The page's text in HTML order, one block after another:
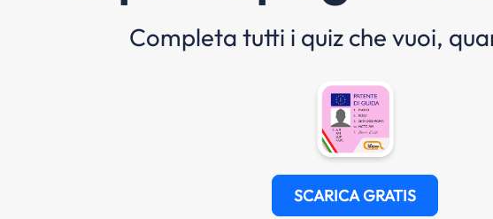
Completa tutti i quiz che vuoi,
SCARICA GRATIS